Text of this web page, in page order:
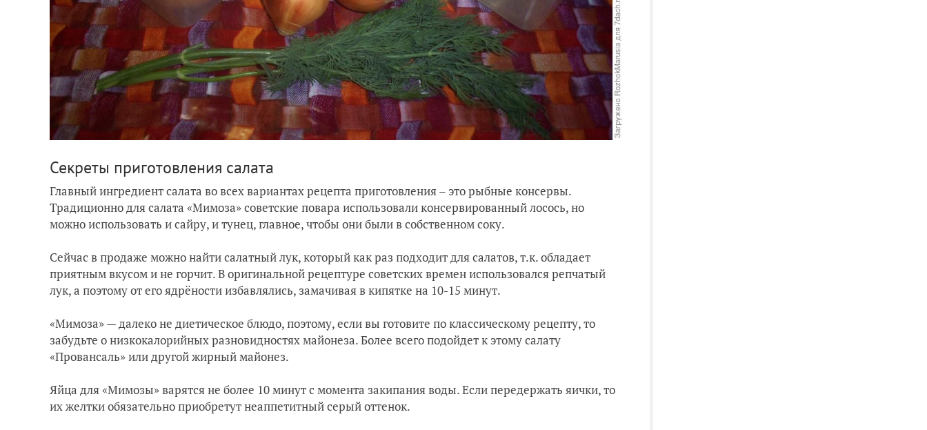
Секреты приготовления салата
Главный ингредиент салата во всех вариантах рецепта приготовления – это рыбные консервы.
Традиционно для салата «Мимоза» советские повара использовали консервированный лосось, но
можно использовать и сайру, и тунец, главное, чтобы они были в собственном соку.
Сейчас в продаже можно найти салатный лук, который как раз подходит для салатов, т.к. обладает
приятным вкусом и не горчит. В оригинальной рецептуре советских времен использовался репчатый
лук, а поэтому от его ядрёности избавлялись, замачивая в кипятке на 10-15 минут.
«Мимоза» — далеко не диетическое блюдо, поэтому, если вы готовите по классическому рецепту, то
забудьте о низкокалорийных разновидностях майонеза. Более всего подойдет к этому салату
«Провансаль» или другой жирный майонез.
Яйца для «Мимозы» варятся не более 10 минут с момента закипания воды. Если передержать яички, то
их желтки обязательно приобретут неаппетитный серый оттенок.